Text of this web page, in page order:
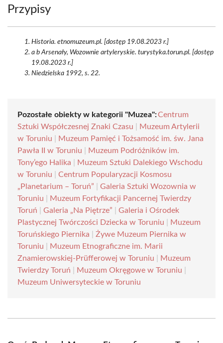
Przypisy
Historia. etnomuzeum.pl. [dostęp 19.08.2023 r.]
a b Arsenały, Wozownie artyleryskie. turystyka.torun.pl. [dostęp
19.08.2023 r.]
Niedzielska 1992, s. 22.
Pozostałe obiekty w kategorii "Muzea":Centrum
Sztuki Współczesnej Znaki Czasu
Muzeum Artylerii
w Toruniu
Muzeum Pamięć i Tożsamość im. św. Jana
Pawła II w Toruniu
Muzeum Podróżników im.
Tony’ego Halika
Muzeum Sztuki Dalekiego Wschodu
w Toruniu
Centrum Popularyzacji Kosmosu
„Planetarium – Toruń”
Galeria Sztuki Wozownia w
Toruniu
Muzeum Fortyfikacji Pancernej Twierdzy
Toruń
Galeria „Na Piętrze”
Galeria i Ośrodek
Plastycznej Twórczości Dziecka w Toruniu
Muzeum
Toruńskiego Piernika
Żywe Muzeum Piernika w
Toruniu
Muzeum Etnograficzne im. Marii
Znamierowskiej-Prüfferowej w Toruniu
Muzeum
Twierdzy Toruń
Muzeum Okręgowe w Toruniu
Muzeum Uniwersyteckie w Toruniu